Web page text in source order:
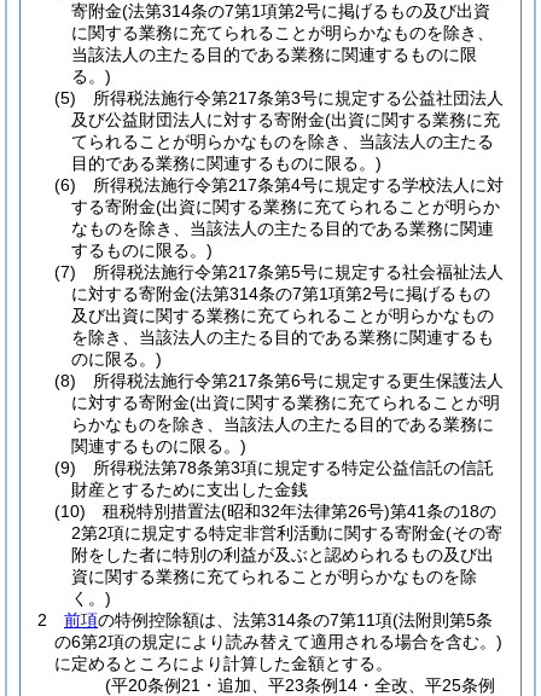
寄附金(法第314条の7第1項第2号に掲げるもの及び出資
に関する業務に充てられることが明らかなものを除き、
当該法人の主たる目的である業務に関連するものに限
る。)
(5)
所得税法施行令第217条第3号に規定する公益社団法人
及び公益財団法人に対する寄附金(出資に関する業務に充
てられることが明らかなものを除き、当該法人の主たる
目的である業務に関連するものに限る。)
(6)
所得税法施行令第217条第4号に規定する学校法人に対
する寄附金(出資に関する業務に充てられることが明らか
なものを除き、当該法人の主たる目的である業務に関連
するものに限る。)
(7)
所得税法施行令第217条第5号に規定する社会福祉法人
に対する寄附金(法第314条の7第1項第2号に掲げるもの
及び出資に関する業務に充てられることが明らかなもの
を除き、当該法人の主たる目的である業務に関連するも
のに限る。)
(8)
所得税法施行令第217条第6号に規定する更生保護法人
に対する寄附金(出資に関する業務に充てられることが明
らかなものを除き、当該法人の主たる目的である業務に
関連するものに限る。)
(9)
所得税法第78条第3項に規定する特定公益信託の信託
財産とするために支出した金銭
(10)
租税特別措置法(昭和32年法律第26号)第41条の18の
2第2項に規定する特定非営利活動に関する寄附金(その寄
附をした者に特別の利益が及ぶと認められるもの及び出
資に関する業務に充てられることが明らかなものを除
く。)
2
前項の特例控除額は、法第314条の7第11項(法附則第5条
の6第2項の規定により読み替えて適用される場合を含む。)
に定めるところにより計算した金額とする。
(平20条例21・追加、平23条例14・全改、平25条例